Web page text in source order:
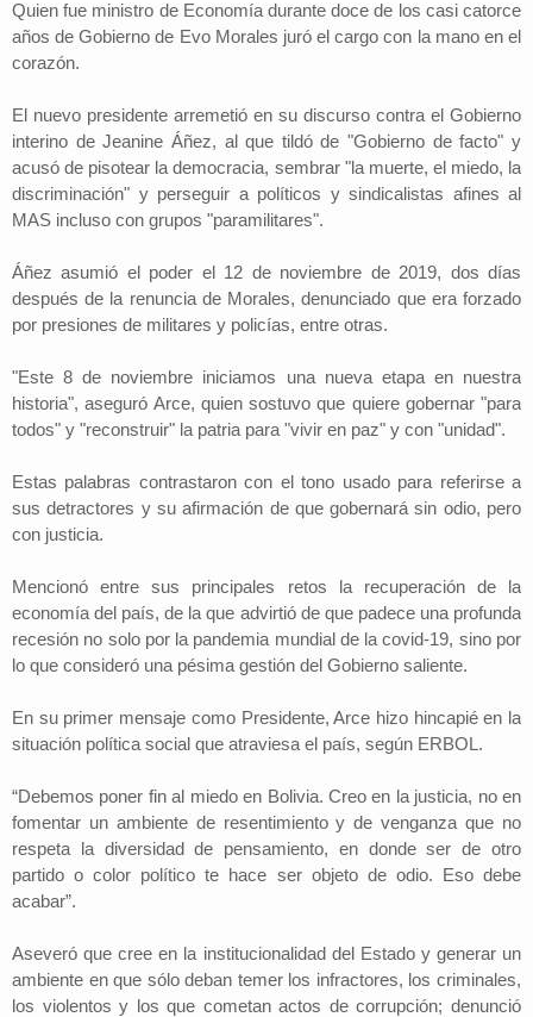
Quien fue ministro de Economía durante doce de los casi catorce
años de Gobierno de Evo Morales juró el cargo con la mano en el
corazón.
El nuevo presidente arremetió en su discurso contra el Gobierno
interino de Jeanine Áñez, al que tildó de "Gobierno de facto" y
acusó de pisotear la democracia, sembrar "la muerte, el miedo, la
discriminación" y perseguir a políticos y sindicalistas afines al
MAS incluso con grupos "paramilitares".
Áñez asumió el poder el 12 de noviembre de 2019, dos días
después de la renuncia de Morales, denunciado que era forzado
por presiones de militares y policías, entre otras.
"Este 8 de noviembre iniciamos una nueva etapa en nuestra
historia", aseguró Arce, quien sostuvo que quiere gobernar "para
todos" y "reconstruir" la patria para "vivir en paz" y con "unidad".
Estas palabras contrastaron con el tono usado para referirse a
sus detractores y su afirmación de que gobernará sin odio, pero
con justicia.
Mencionó entre sus principales retos la recuperación de la
economía del país, de la que advirtió de que padece una profunda
recesión no solo por la pandemia mundial de la covid-19, sino por
lo que consideró una pésima gestión del Gobierno saliente.
En su primer mensaje como Presidente, Arce hizo hincapié en la
situación política social que atraviesa el país, según ERBOL.
“Debemos poner fin al miedo en Bolivia. Creo en la justicia, no en
fomentar un ambiente de resentimiento y de venganza que no
respeta la diversidad de pensamiento, en donde ser de otro
partido o color político te hace ser objeto de odio. Eso debe
acabar”.
Aseveró que cree en la institucionalidad del Estado y generar un
ambiente en que sólo deban temer los infractores, los criminales,
los violentos y los que cometan actos de corrupción; denunció